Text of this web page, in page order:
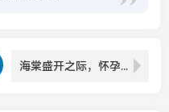
海棠盛开之际，怀孕的秘密如何揭晓？